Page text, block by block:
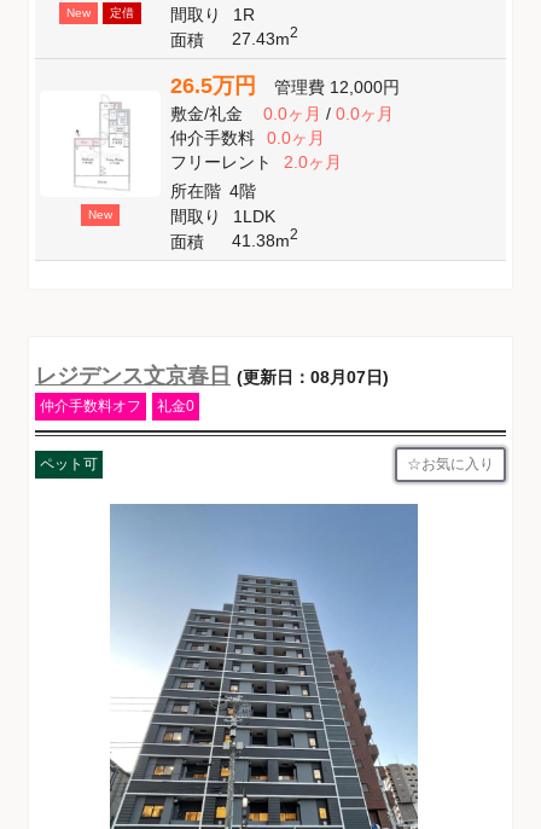
New 定借
間取り
1R
面積
27.43m2
New
26.5万円 管理費 12,000円
敷金/礼金 0.0ヶ月/ 0.0ヶ月
仲介手数料
0.0ヶ月
フリーレント
2.0ヶ月
所在階 4階
間取り
1LDK
面積
41.38m2
レジデンス文京春日 (更新日：08月07日)
仲介手数料オフ 礼金0
ペット可 お気に入り